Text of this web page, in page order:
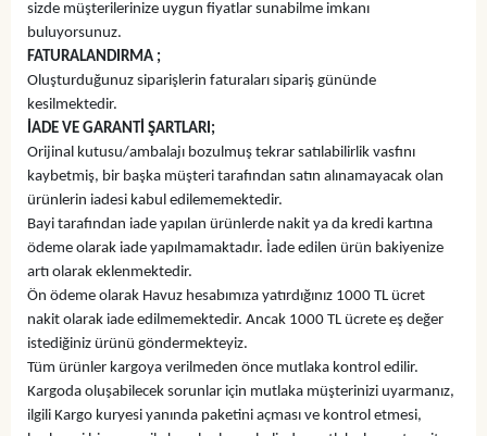
sizde müşterilerinize uygun fiyatlar sunabilme imkanı
buluyorsunuz.
FATURALANDIRMA ;
Oluşturduğunuz siparişlerin faturaları sipariş gününde
kesilmektedir.
İADE VE GARANTİ ŞARTLARI;
Orijinal kutusu/ambalajı bozulmuş tekrar satılabilirlik vasfını
kaybetmiş, bir başka müşteri tarafından satın alınamayacak olan
ürünlerin iadesi kabul edilememektedir.
Bayi tarafından iade yapılan ürünlerde nakit ya da kredi kartına
ödeme olarak iade yapılmamaktadır. İade edilen ürün bakiyenize
artı olarak eklenmektedir.
Ön ödeme olarak Havuz hesabımıza yatırdığınız 1000 TL ücret
nakit olarak iade edilmemektedir. Ancak 1000 TL ücrete eş değer
istediğiniz ürünü göndermekteyiz.
Tüm ürünler kargoya verilmeden önce mutlaka kontrol edilir.
Kargoda oluşabilecek sorunlar için mutlaka müşterinizi uyarmanız,
ilgili Kargo kuryesi yanında paketini açması ve kontrol etmesi,